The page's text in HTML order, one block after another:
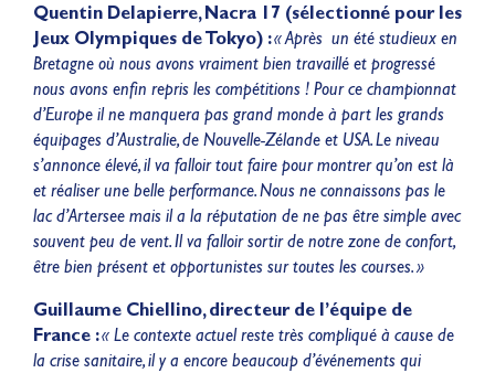
Quentin Delapierre, Nacra 17 (sélectionné pour les
Jeux Olympiques de Tokyo) : « Après un été studieux en
Bretagne où nous avons vraiment bien travaillé et progressé
nous avons enfin repris les compétitions ! Pour ce championnat
d’Europe il ne manquera pas grand monde à part les grands
équipages d’Australie, de Nouvelle-Zélande et USA. Le niveau
s’annonce élevé, il va falloir tout faire pour montrer qu’on est là
et réaliser une belle performance. Nous ne connaissons pas le
lac d’Artersee mais il a la réputation de ne pas être simple avec
souvent peu de vent. Il va falloir sortir de notre zone de confort,
être bien présent et opportunistes sur toutes les courses. »
Guillaume Chiellino, directeur de l’équipe de
France :« Le contexte actuel reste très compliqué à cause de
la crise sanitaire, il y a encore beaucoup d’événements qui